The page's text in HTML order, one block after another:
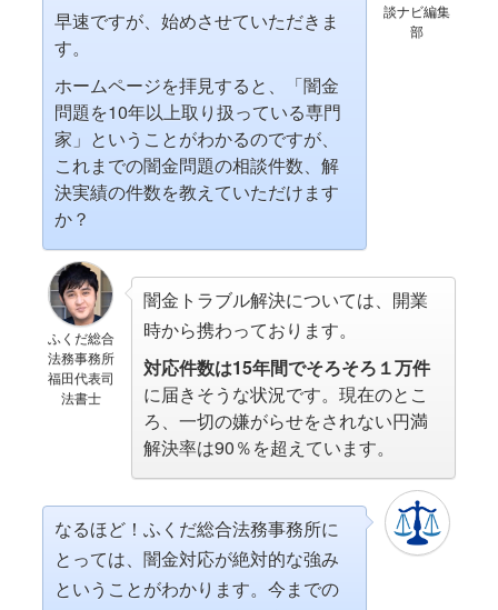
談ナビ編集
部
早速ですが、始めさせていただきま
す。
ホームページを拝見すると、「闇金
問題を10年以上取り扱っている専門
家」ということがわかるのですが、
これまでの闇金問題の相談件数、解
決実績の件数を教えていただけます
か？
ふくだ総合
法務事務所
福田代表司
法書士
闇金トラブル解決については、開業
時から携わっております。
対応件数は15年間でそろそろ１万件
に届きそうな状況です。現在のとこ
ろ、一切の嫌がらせをされない円満
解決率は90％を超えています。
なるほど！ふくだ総合法務事務所に
とっては、闇金対応が絶対的な強み
ということがわかります。今までの